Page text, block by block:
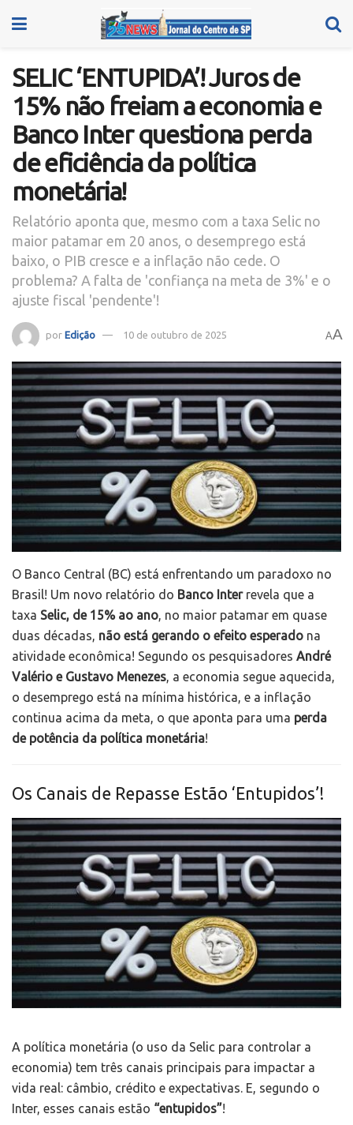
SELIC ‘ENTUPIDA’! Juros de
15% não freiam a economia e
Banco Inter questiona perda
de eficiência da política
monetária!
Relatório aponta que, mesmo com a taxa Selic no
maior patamar em 20 anos, o desemprego está
baixo, o PIB cresce e a inflação não cede. O
problema? A falta de 'confiança na meta de 3%' e o
ajuste fiscal 'pendente'!
por Edição 10 de outubro de 2025 AA
O Banco Central (BC) está enfrentando um paradoxo no
Brasil! Um novo relatório do Banco Interrevela que a
taxa Selic, de 15% ao ano , no maior patamar em quase
duas décadas, não está gerando o efeito esperado na
atividade econômica! Segundo os pesquisadores André
Valério e Gustavo Menezes , a economia segue aquecida,
o desemprego está na mínima histórica, e a inflação
continua acima da meta, o que aponta para uma perda
de potência da política monetária!
Os Canais de Repasse Estão ‘Entupidos’!
A política monetária (o uso da Selic para controlar a
economia) tem três canais principais para impactar a
vida real: câmbio, crédito e expectativas. E, segundo o
Inter, esses canais estão “entupidos”!